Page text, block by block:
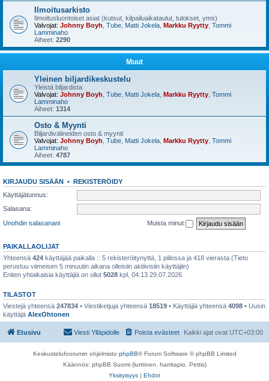
Ilmoitusarkisto
Ilmoitusluontoiset asiat (kutsut, kilpailuaikataulut, tulokset, yms)
Valvojat: Johnny Boyh Tube Matti Jokela Markku Ryytty Tommi
Lamminaho
Aiheet: 2290
Muut
Yleinen biljardikeskustelu
Yleistä biljardista
Valvojat: Johnny Boyh Tube Matti Jokela Markku Ryytty Tommi
Lamminaho
Aiheet: 1314
Osto & Myynti
Biljardivälineiden osto & myynti
Valvojat: Johnny Boyh Tube Matti Jokela Markku Ryytty Tommi
Lamminaho
Aiheet: 4787
KIRJAUDU SISÄÄN • REKISTERÖIDY
Käyttäjätunnus:
Salasana:
Unohdin salasanani
Muista minut
PAIKALLAOLIJAT
Yhteensä 424 käyttäjää paikalla :: 5 rekisteröitynyttä, 1 piilossa ja 418 vierasta (Tieto
perustuu viimeisen 5 minuutin aikana olleisiin aktiivisiin käyttäjiin)
Eniten yhtaikaisia käyttäjiä on ollut 5028 kpl, 04:13 29.07.2026
TILASTOT
Viestejä yhteensä 247834 • Viestiketjuja yhteensä 18519 • Käyttäjiä yhteensä 4098 • Uusin
käyttäjä AlexOhtonen
Etusivu Kaikki ajat ovat UTC+03:00
Poista evästeet
Viesti Ylläpidolle
Keskustelufoorumin ohjelmisto phpBB® Forum Software © phpBB Limited
Käännös: phpBB Suomi (lurttinen, harritapio, Pettis)
Yksityisyys | Ehdot